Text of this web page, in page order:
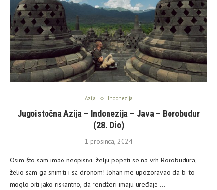
Azija Indonezija
Jugoistočna Azija – Indonezija – Java – Borobudur
(28. Dio)
1 prosinca, 2024
Osim što sam imao neopisivu želju popeti se na vrh Borobudura,
želio sam ga snimiti i sa dronom! Johan me upozoravao da bi to
moglo biti jako riskantno, da rendžeri imaju uređaje …